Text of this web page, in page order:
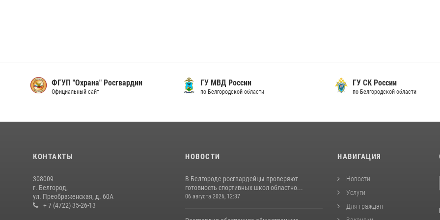
ФГУП "Охрана" Росгвардии
Официальный сайт
ГУ МВД России
по Белгородской области
ГУ СК России
по Белгородской области
КОНТАКТЫ
308009
г. Белгород,
ул. Преображенская, д. 60А
+ 7 (4722) 35-26-13
НОВОСТИ
В Белгороде росгвардейцы проверяют
готовность спортивных школ областно...
06 августа 2026, 12:37
НАВИГАЦИЯ
Новости
Услуги
Для граждан